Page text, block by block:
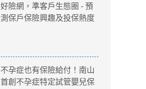
好險網，準客戶生態圈 - 預
測保戶保險興趣及投保熱度
不孕症也有保險給付！南山
首創不孕症特定試管嬰兒保